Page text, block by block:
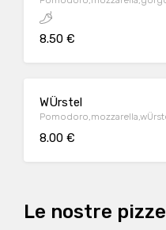
8.50 €
WÜrstel
8.00 €
Le nostre